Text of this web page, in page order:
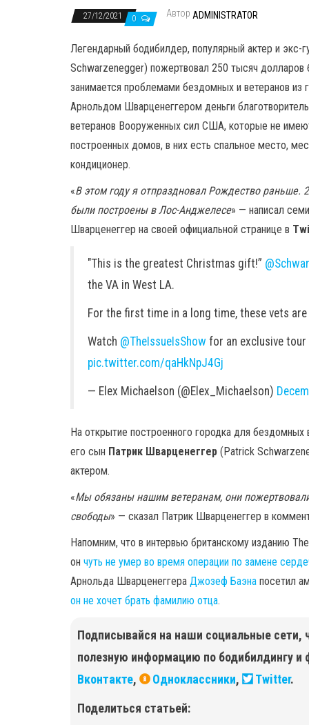
27/12/2021 0 Автор ADMINISTRATOR
Легендарный бодибилдер, популярный актер и экс-
Schwarzenegger) пожертвовал 250 тысяч долларов
занимается проблемами бездомных и ветеранов
Арнольдом Шварценеггером деньги
ветеранов Вооруженных сил США, которые не
построенных домов, в них есть спальное место,
кондиционер.
«В этом году я отпраздновал Рождество раньше.
были построены в Лос-Анджелесе» — написал
Шварценеггер на своей официальной странице в
"This is the greatest Christmas gift!”
the VA in West LA.
For the first time in a long time, these vets
Watch @TheIssueIsShow for an exclusive
pic.twitter.com/qaHkNpJ4Gj
— Elex Michaelson (@Elex_Michaelson)
На открытие построенного городка для
его сын Патрик Шварценеггер (Patrick
актером.
«Мы обязаны нашим ветеранам, они
свободы» — сказал Патрик Шварценеггер в
Напомним, что в интервью британскому изданию
он чуть не умер во время операции по замене
Арнольда Шварценеггера Джозеф Баэна посетил
он не хочет брать фамилию отца.
Подписывайся на наши социальные
полезную информацию по бодибилдингу и
Вконтакте, Одноклассники, Twitter.
Поделиться статьей: